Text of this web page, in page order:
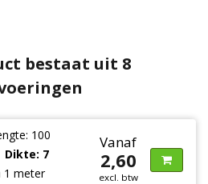
bestaat uit 8
100
Dikte: 7
1 meter
Vanaf
2,60
excl. btw